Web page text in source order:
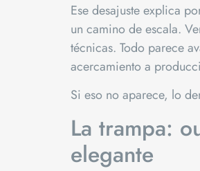
Ese desajuste explica
un camino de escala.
técnicas. Todo parece
acercamiento a
Si eso no aparece, lo
La trampa:
elegante